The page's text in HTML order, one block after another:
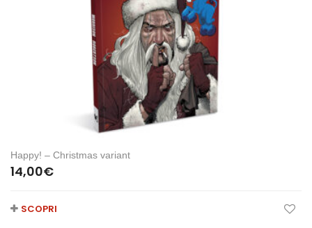
Happy! – Christmas variant
14,00€
SCOPRI